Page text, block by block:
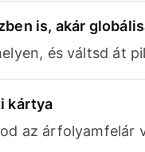
is, akár
és váltsd át
kártya
az árfolyamfelár